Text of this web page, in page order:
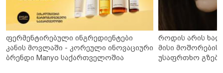
ფერმენტირებული ინგრედიენტები
კანის მოვლაში - კორეული ინოვაციური
ბრენდი Manyo საქართველოშია
როდის არის
მისი მოშორების
უსაფრთხო გზები